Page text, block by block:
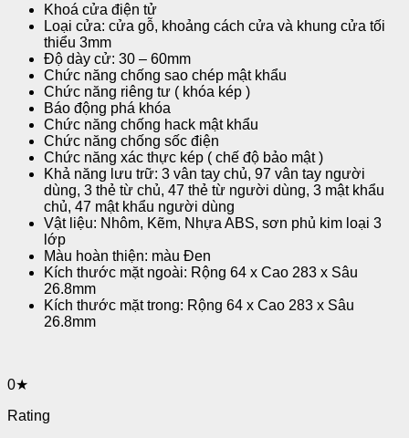
Khoá cửa điện tử
Loại cửa: cửa gỗ, khoảng cách cửa và khung cửa tối
thiểu 3mm
Độ dày cử: 30 – 60mm
Chức năng chống sao chép mật khẩu
Chức năng riêng tư ( khóa kép )
Báo động phá khóa
Chức năng chống hack mật khẩu
Chức năng chống sốc điện
Chức năng xác thực kép ( chế độ bảo mật )
Khả năng lưu trữ: 3 vân tay chủ, 97 vân tay người
dùng, 3 thẻ từ chủ, 47 thẻ từ người dùng, 3 mật khẩu
chủ, 47 mật khẩu người dùng
Vật liệu: Nhôm, Kẽm, Nhựa ABS, sơn phủ kim loại 3
lớp
Màu hoàn thiện: màu Đen
Kích thước mặt ngoài: Rộng 64 x Cao 283 x Sâu
26.8mm
Kích thước mặt trong: Rộng 64 x Cao 283 x Sâu
26.8mm
0★
Rating